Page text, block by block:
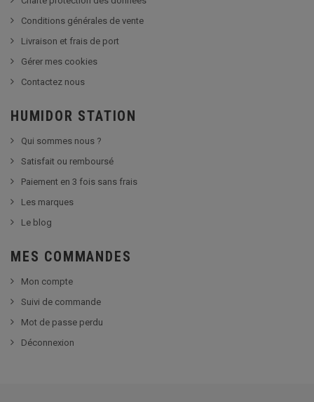
Conditions générales de vente
Livraison et frais de port
Gérer mes cookies
Contactez nous
HUMIDOR STATION
Qui sommes nous ?
Satisfait ou remboursé
Paiement en 3 fois sans frais
Les marques
Le blog
MES COMMANDES
Mon compte
Suivi de commande
Mot de passe perdu
Déconnexion